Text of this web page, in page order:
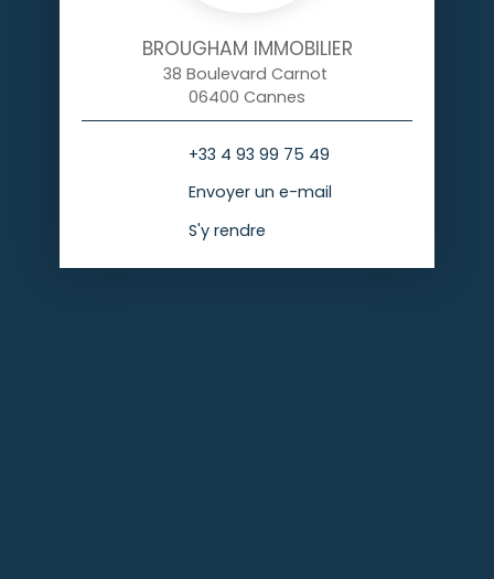
BROUGHAM IMMOBILIER
38 Boulevard Carnot
06400 Cannes
+33 4 93 99 75 49
Envoyer un e-mail
S'y rendre